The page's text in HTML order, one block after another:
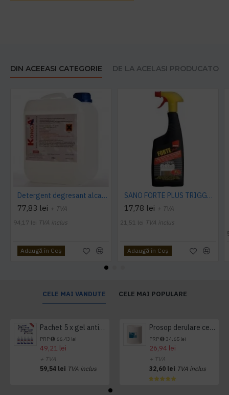
DIN ACEEASI CATEGORIE DE LA ACELASI PRODUCATOR
Detergent degresant alcalin Cuptor si Plita, 5 L, Konga
77,83 lei + TVA
94,17 lei TVA inclus
Adaugă în Coş
SANO FORTE PLUS TRIGGER, 750ml, detergent arsuri, grasimi
17,78 lei + TVA
21,51 lei TVA inclus
Adaugă în Coş
CELE MAI VANDUTE CELE MAI POPULARE
Pachet 5 x gel antibacterian 50ml si 3 x Servetele antibacteriene 48 buc Hygienium
PRP 66,43 lei
49,21 lei
+ TVA
59,54 lei TVA inclus
Prosop derulare centrala 1 pliu, 300 m Tork
PRP 34,65 lei
26,94 lei
+ TVA
32,60 lei TVA inclus